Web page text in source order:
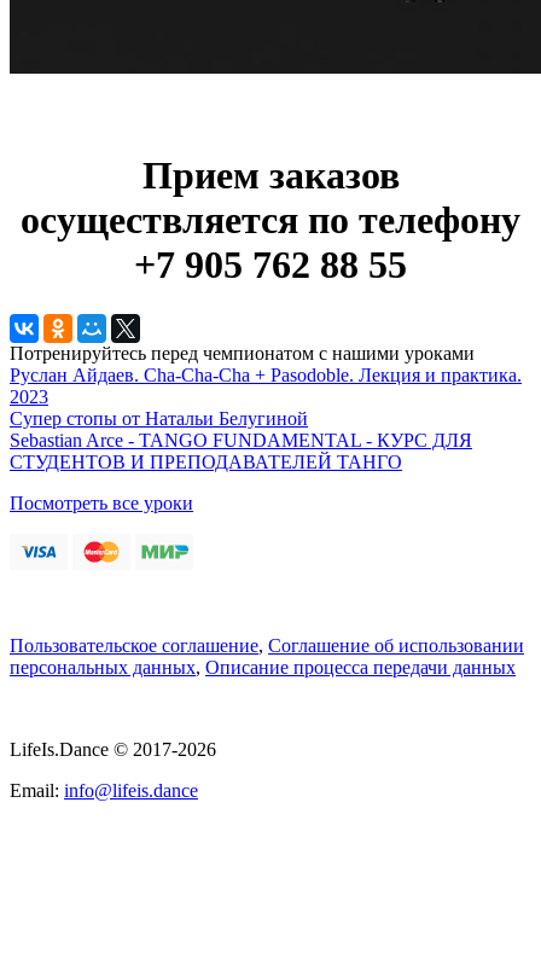
Прием заказов
осуществляется по телефону
+7 905 762 88 55
Потренируйтесь перед чемпионатом с нашими уроками
Руслан Айдаев. Cha-Cha-Cha + Pasodoble. Лекция и практика.
2023
Супер стопы от Натальи Белугиной
Sebastian Arce - TANGO FUNDAMENTAL - КУРС ДЛЯ
СТУДЕНТОВ И ПРЕПОДАВАТЕЛЕЙ ТАНГО
Посмотреть все уроки
Пользовательское соглашение, Соглашение об использовании
персональных данных, Описание процесса передачи данных
LifeIs.Dance © 2017-2026
Email: info@lifeis.dance